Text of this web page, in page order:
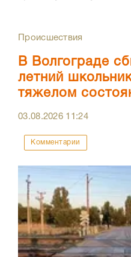
Происшествия
В Волгограде
летний
тяжелом
03.08.2026 11:24
Комментарии